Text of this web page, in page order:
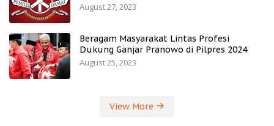
August 27, 2023
Beragam Masyarakat Lintas Profesi
Dukung Ganjar Pranowo di Pilpres 2024
August 25, 2023
View More